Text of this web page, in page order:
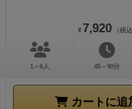
¥ 7,920 （税
1～6人 45～90分
カートに追